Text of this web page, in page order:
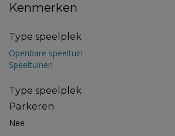
Kenmerken
Type speelplek
Openbare speeltuin
Speeltuinen
Type speelplek
Parkeren
Nee